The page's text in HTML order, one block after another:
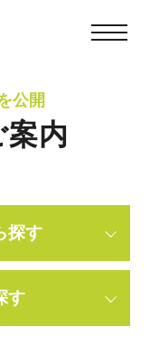
公開
内
探す
す